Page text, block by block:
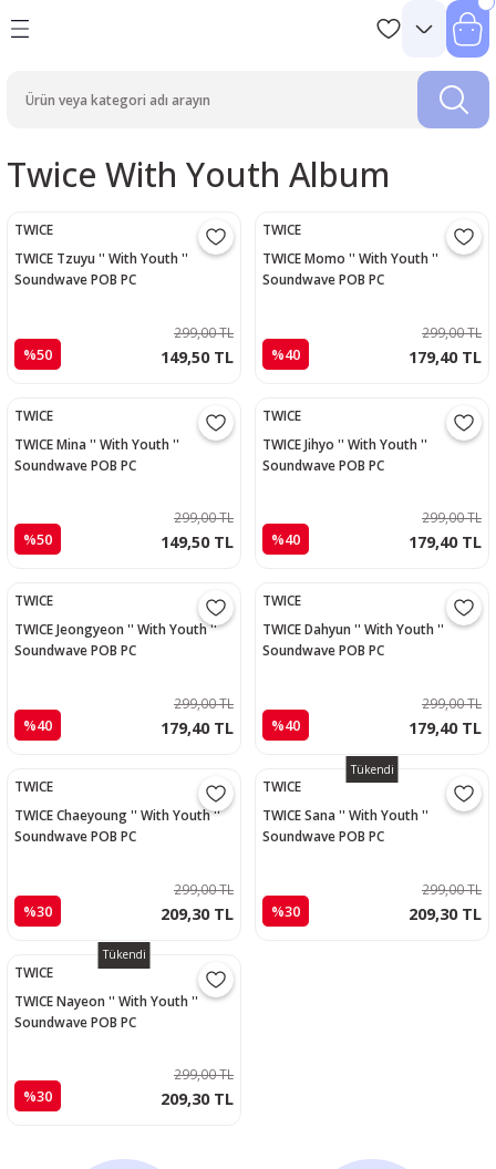
Twice With Youth Album
TWICE
TWICE Tzuyu '' With Youth ''
Soundwave POB PC
%50
299,00 TL
149,50 TL
TWICE
TWICE Momo '' With Youth ''
Soundwave POB PC
%40
299,00 TL
179,40 TL
TWICE
TWICE Mina '' With Youth ''
Soundwave POB PC
%50
299,00 TL
149,50 TL
TWICE
TWICE Jihyo '' With Youth ''
Soundwave POB PC
%40
299,00 TL
179,40 TL
TWICE
TWICE Jeongyeon '' With Youth ''
Soundwave POB PC
%40
299,00 TL
179,40 TL
TWICE
TWICE Dahyun '' With Youth ''
Soundwave POB PC
%40
299,00 TL
179,40 TL
TWICE
TWICE Chaeyoung '' With Youth ''
Soundwave POB PC
%30
299,00 TL
209,30 TL
Tükendi
TWICE
TWICE Sana '' With Youth ''
Soundwave POB PC
%30
299,00 TL
209,30 TL
Tükendi
TWICE
TWICE Nayeon '' With Youth ''
Soundwave POB PC
%30
299,00 TL
209,30 TL